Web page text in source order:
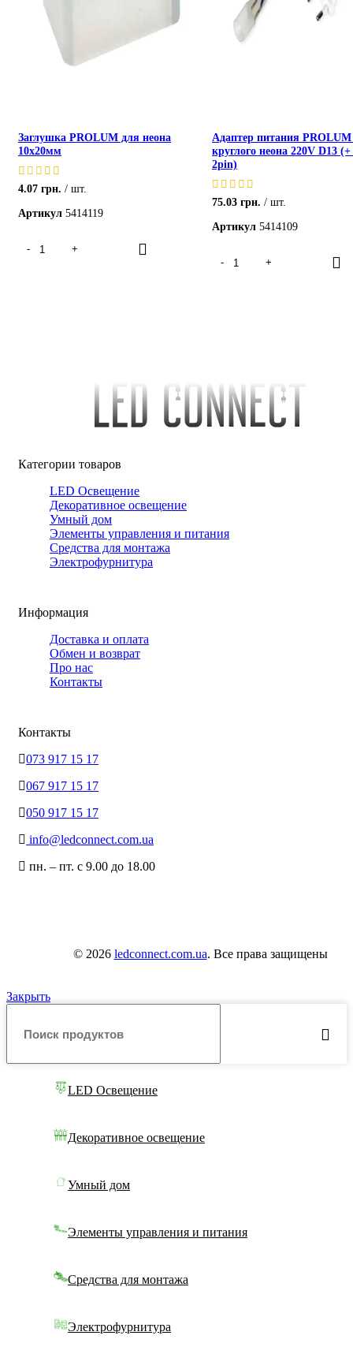
Заглушка PROLUM для неона
10х20мм
4.07 грн.
шт.
Артикул 5414119
Адаптер питания
круглого неона 220V D13 (+
2pin)
75.03 грн.
шт.
Артикул 5414109
Категории товаров
LED Освещение
Декоративное освещение
Умный дом
Элементы управления и питания
Средства для монтажа
Электрофурнитура
Информация
Доставка и оплата
Обмен и возврат
Про нас
Контакты
Контакты
073 917 15 17
067 917 15 17
050 917 15 17
info@ledconnect.com.ua
пн. – пт. с 9.00 до 18.00
© 2026 ledconnect.com.ua. Все права защищены
Закрыть
LED Освещение
Декоративное освещение
Умный дом
Элементы управления и питания
Средства для монтажа
Электрофурнитура